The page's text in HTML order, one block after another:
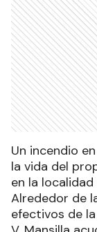
Un incendio
la vida del
en la localidad
Alrededor de
efectivos de